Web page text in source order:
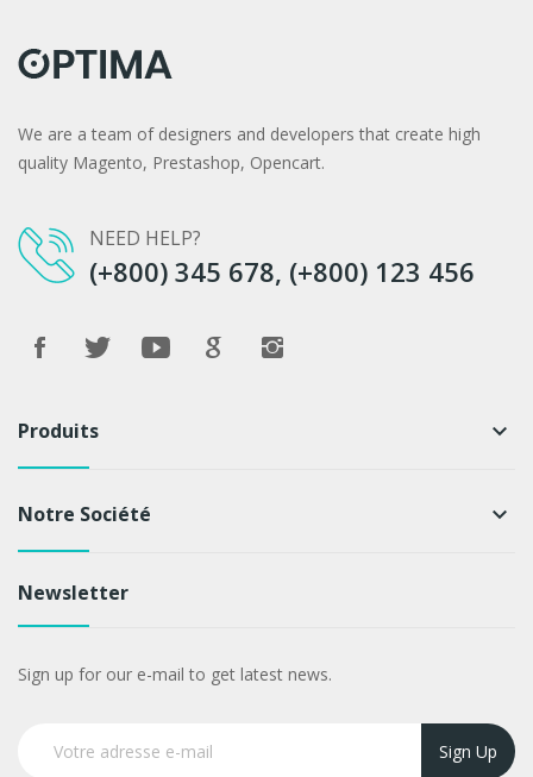
We are a team of designers and developers that create high
quality Magento, Prestashop, Opencart.
NEED HELP?
(+800) 345 678, (+800) 123 456
Produits keyboard_arrow_down
Notre Société keyboard_arrow_down
Newsletter
Sign up for our e-mail to get latest news.
Sign Up